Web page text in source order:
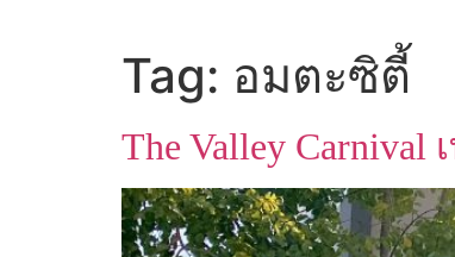
Tag: อมตะซิตี้
The Valley